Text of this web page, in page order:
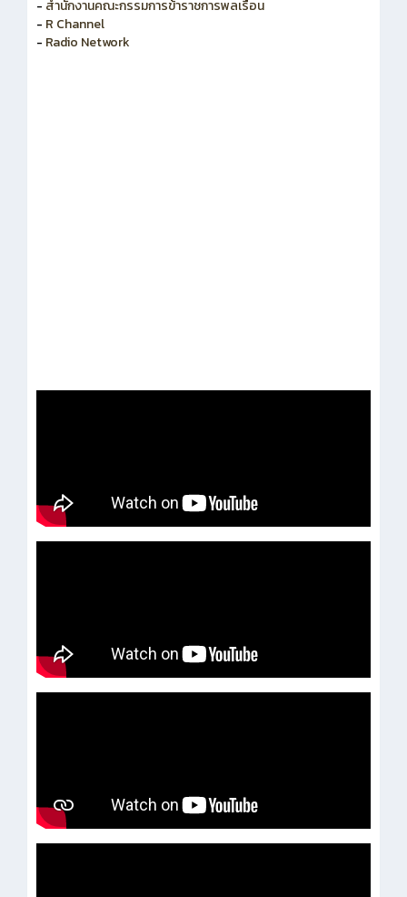
- สำนักงานคณะกรรมการพัฒนาระบบราชการ
- สำนักงานคณะกรรมการข้าราชการพลเรือน
- R Channel